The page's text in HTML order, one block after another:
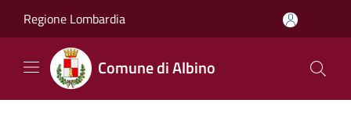
Regione Lombardia
Comune di Albino